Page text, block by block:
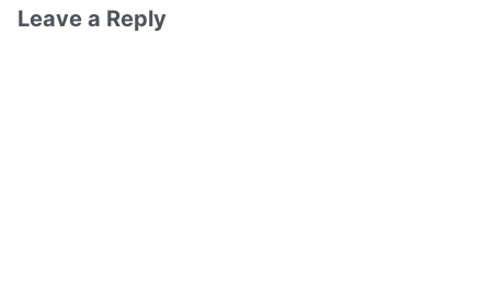
Leave a Reply